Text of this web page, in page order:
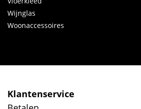
Wijnglas
Woonaccessoires
Klantenservice